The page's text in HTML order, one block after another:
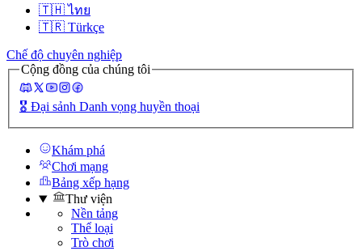
🇹🇭 ไทย
🇹🇷 Türkçe
Chế độ chuyên nghiệp
Cộng đồng của chúng tôi
🎖️ Đại sảnh Danh vọng huyền thoại
Khám phá
Chơi mạng
Bảng xếp hạng
Thư viện
Nền tảng
Thể loại
Trò chơi